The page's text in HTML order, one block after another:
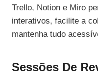
Trello, Notion e Miro
interativos, facilite a
mantenha tudo
Sessões De